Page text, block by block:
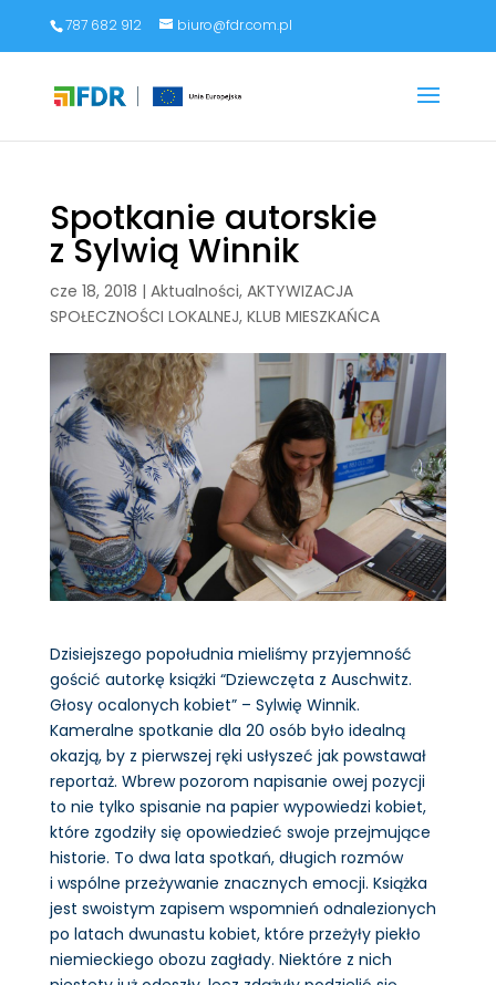
787 682 912 biuro@fdr.com.pl
Spotkanie autorskie
z Sylwią Winnik
cze 18, 2018 | Aktualności, AKTYWIZACJA
SPOŁECZNOŚCI LOKALNEJ, KLUB MIESZKAŃCA
Dzisiejszego popołudnia mieliśmy przyjemność
gościć autorkę książki “Dziewczęta z Auschwitz.
Głosy ocalonych kobiet” – Sylwię Winnik.
Kameralne spotkanie dla 20 osób było idealną
okazją, by z pierwszej ręki usłyszeć jak powstawał
reportaż. Wbrew pozorom napisanie owej pozycji
to nie tylko spisanie na papier wypowiedzi kobiet,
które zgodziły się opowiedzieć swoje przejmujące
historie. To dwa lata spotkań, długich rozmów
i wspólne przeżywanie znacznych emocji. Książka
jest swoistym zapisem wspomnień odnalezionych
po latach dwunastu kobiet, które przeżyły piekło
niemieckiego obozu zagłady. Niektóre z nich